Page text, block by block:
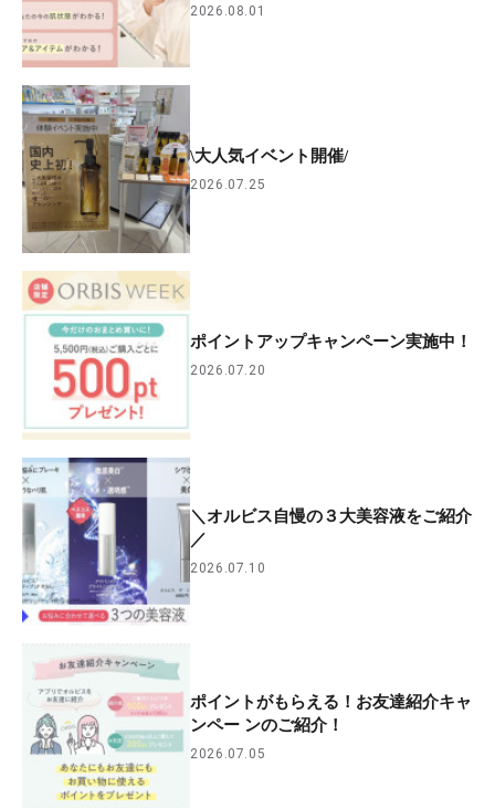
2026.08.01
\大人気イベント開催/
2026.07.25
ポイントアップキャンペーン実施中！
2026.07.20
＼オルビス自慢の３大美容液をご紹介
／
2026.07.10
ポイントがもらえる！お友達紹介キャ
ンペー ンのご紹介！
2026.07.05